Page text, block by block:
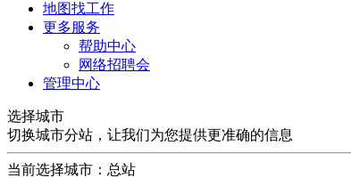
地图找工作
更多服务
帮助中心
网络招聘会
管理中心
选择城市
切换城市分站，让我们为您提供更准确的信息
当前选择城市： 总站